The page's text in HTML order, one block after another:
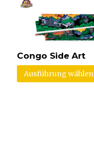
Congo Side Art
Ausführung wählen